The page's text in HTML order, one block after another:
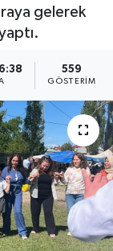
gelerek
559
GÖSTERIM